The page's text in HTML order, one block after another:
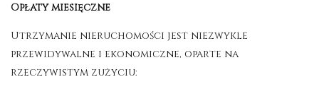
Opłaty miesięczne
Utrzymanie nieruchomości jest niezwykle
przewidywalne i ekonomiczne, oparte na
rzeczywistym zużyciu: